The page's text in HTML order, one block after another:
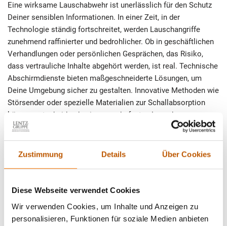
Zustimmung Details Über Cookies
Diese Webseite verwendet Cookies
Wir verwenden Cookies, um Inhalte und Anzeigen zu
personalisieren, Funktionen für soziale Medien anbieten
Eine wirksame Lauschabwehr ist unerlässlich für den Schutz
Deiner sensiblen Informationen. In einer Zeit, in der
Technologie ständig fortschreitet, werden Lauschangriffe
zunehmend raffinierter und bedrohlicher. Ob in geschäftlichen
Verhandlungen oder persönlichen Gesprächen, das Risiko,
dass vertrauliche Inhalte abgehört werden, ist real. Technische
Abschirmdienste bieten maßgeschneiderte Lösungen, um
Deine Umgebung sicher zu gestalten. Innovative Methoden wie
Störsender oder spezielle Materialien zur Schallabsorption
können entscheidend sein, um unbefugtes Lauschen zu
verhindern. Die Zusammenarbeit mit erfahrenen Experten auf
diesem Gebiet ermöglicht eine fundierte Analyse Deiner
Sicherheitsbedürfnisse und die Implementierung effektiver
von Mitarbeitern sind wertvolle Schritte, um das Risiko von
aktiv und wehre potenzielle Bedrohungen ab, indem Du jetzt